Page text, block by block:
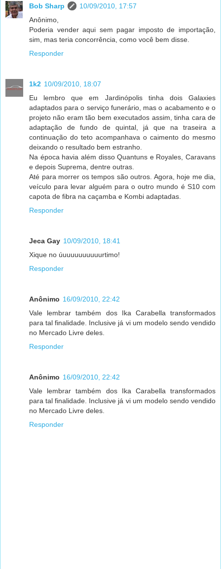
Bob Sharp
10/09/2010, 17:57
Anônimo,
Poderia vender aqui sem pagar imposto de importação,
sim, mas teria concorrência, como você bem disse.
Responder
1k2 10/09/2010, 18:07
Eu lembro que em Jardinópolis tinha dois Galaxies
adaptados para o serviço funerário, mas o acabamento e o
projeto não eram tão bem executados assim, tinha cara de
adaptação de fundo de quintal, já que na traseira a
continuação do teto acompanhava o caimento do mesmo
deixando o resultado bem estranho.
Na época havia além disso Quantuns e Royales, Caravans
e depois Suprema, dentre outras.
Até para morrer os tempos são outros. Agora, hoje me dia,
veículo para levar alguém para o outro mundo é S10 com
capota de fibra na caçamba e Kombi adaptadas.
Responder
Jeca Gay 10/09/2010, 18:41
Xique no úuuuuuuuuuurtimo!
Responder
Anônimo 16/09/2010, 22:42
Vale lembrar também dos Ika Carabella transformados
para tal finalidade. Inclusive já vi um modelo sendo vendido
no Mercado Livre deles.
Responder
Anônimo 16/09/2010, 22:42
Vale lembrar também dos Ika Carabella transformados
para tal finalidade. Inclusive já vi um modelo sendo vendido
no Mercado Livre deles.
Responder